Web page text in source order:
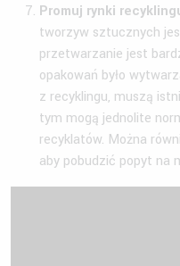
Promuj rynki
tworzyw sztucznych
przetwarzanie jest
opakowań było
z recyklingu, muszą
tym mogą jednolite
recyklatów. Można
aby pobudzić popyt na